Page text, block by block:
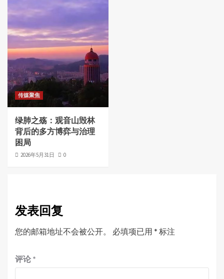
传媒聚焦
绿肺之殇：观音山毁林
背后的多方博弈与治理
困局
2026年5月31日 0
发表回复
您的邮箱地址不会被公开。 必填项已用 * 标注
评论 *